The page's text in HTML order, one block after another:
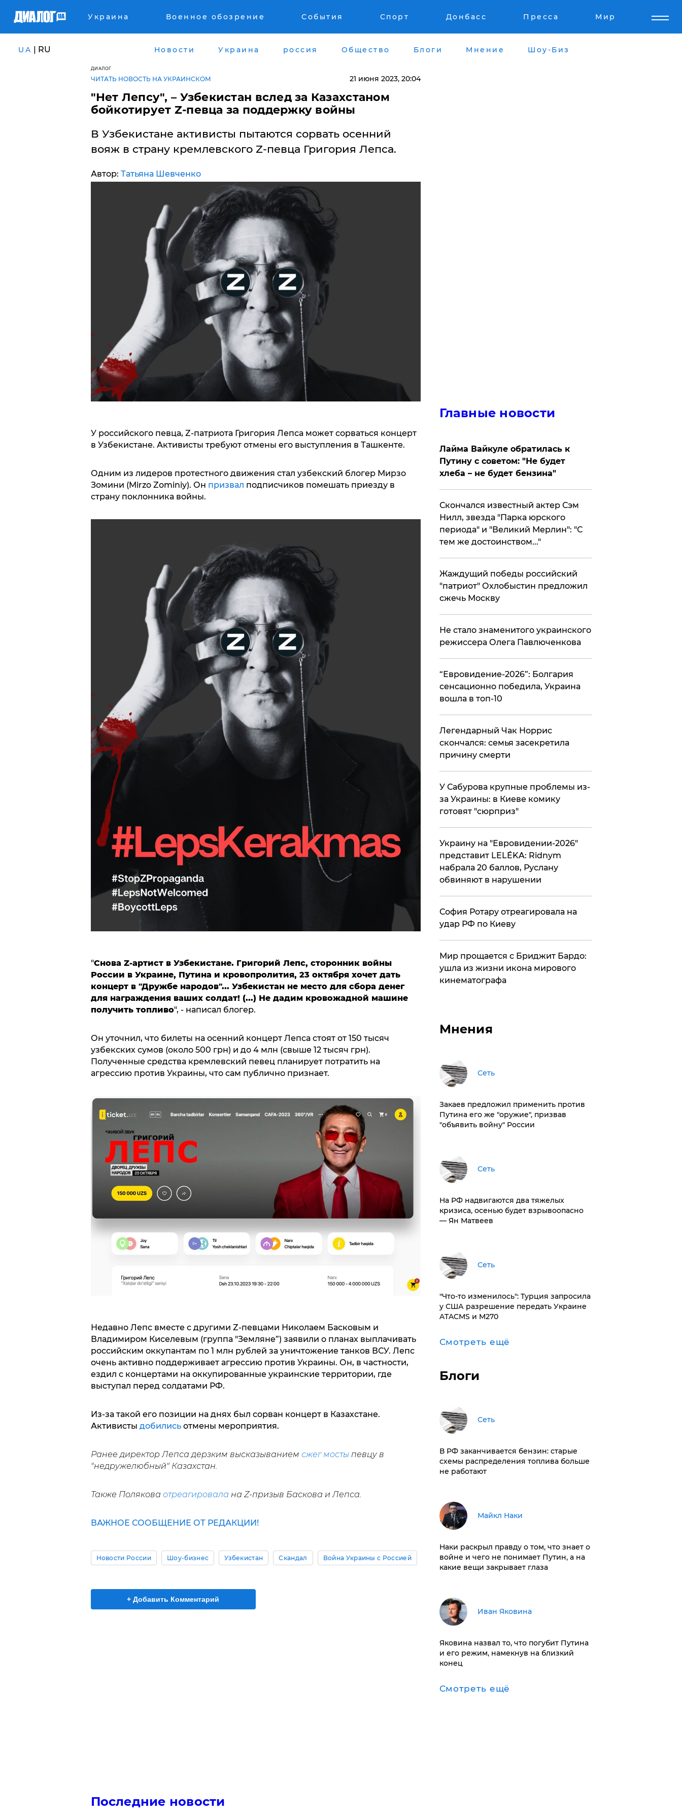
Украина Военное обозрение События Спорт Донбасс Пресса Мир
UA | RU Новости Украина россия Общество Блоги Мнение Шоу-Биз
ДИАЛОГ
ЧИТАТЬ НОВОСТЬ НА УКРАИНСКОМ 21 июня 2023, 20:04
​"Нет Лепсу", – Узбекистан вслед за Казахстаном
бойкотирует Z-певца за поддержку войны
В Узбекистане активисты пытаются сорвать осенний
вояж в страну кремлевского Z-певца Григория Лепса.
Автор: Татьяна Шевченко
У российского певца, Z-патриота Григория Лепса может сорваться концерт
в Узбекистане. Активисты требуют отмены его выступления в Ташкенте.
Одним из лидеров протестного движения стал узбекский блогер Мирзо
Зомини (Mirzo Zominiy). Он призвал подписчиков помешать приезду в
страну поклонника войны.
"Снова Z-артист в Узбекистане. Григорий Лепс, сторонник войны
России в Украине, Путина и кровопролития, 23 октября хочет дать
концерт в "Дружбе народов"... Узбекистан не место для сбора денег
для награждения ваших солдат! (...) Не дадим кровожадной машине
получить топливо", - написал блогер.
Он уточнил, что билеты на осенний концерт Лепса стоят от 150 тысяч
узбекских сумов (около 500 грн) и до 4 млн (свыше 12 тысяч грн).
Полученные средства кремлевский певец планирует потратить на
агрессию против Украины, что сам публично признает.
Недавно Лепс вместе с другими Z-певцами Николаем Басковым и
Владимиром Киселевым (группа "Земляне”) заявили о планах выплачивать
российским оккупантам по 1 млн рублей за уничтожение танков ВСУ. Лепс
очень активно поддерживает агрессию против Украины. Он, в частности,
ездил с концертами на оккупированные украинские территории, где
выступал перед солдатами РФ.
Из-за такой его позиции на днях был сорван концерт в Казахстане.
Активисты добилисьотмены мероприятия.
Ранее директор Лепса дерзким высказыванием сжег мостыпевцу в
"недружелюбный" Казахстан.
Также Полякова отреагировала на Z-призыв Баскова и Лепса.
ВАЖНОЕ СООБЩЕНИЕ ОТ РЕДАКЦИИ!
Новости России Шоу-бизнес Узбекистан Скандал Война Украины с Россией
+ Добавить Комментарий
Последние новости
Главные новости
Лайма Вайкуле обратилась к
Путину с советом: "Не будет
хлеба – не будет бензина"
Скончался известный актер Сэм
Нилл, звезда "Парка юрского
периода" и "Великий Мерлин": "С
тем же достоинством..."
Жаждущий победы российский
"патриот" Охлобыстин предложил
сжечь Москву
Не стало знаменитого украинского
режиссера Олега Павлюченкова
​“Евровидение-2026”: Болгария
сенсационно победила, Украина
вошла в топ-10
​Легендарный Чак Норрис
скончался: семья засекретила
причину смерти
У Сабурова крупные проблемы из-
за Украины: в Киеве комику
готовят "сюрприз"
Украину на "Евровидении-2026"
представит LELÉKA: Ridnym
набрала 20 баллов, Руслану
обвиняют в нарушении
София Ротару отреагировала на
удар РФ по Киеву
Мир прощается с Бриджит Бардо:
ушла из жизни икона мирового
кинематографа
Мнения
Сеть
Закаев предложил применить против
Путина его же "оружие", призвав
"объявить войну" России
Сеть
На РФ надвигаются два тяжелых
кризиса, осенью будет взрывоопасно
— Ян Матвеев
Сеть
​"Что-то изменилось": Турция запросила
у США разрешение передать Украине
ATACMS и M270
Смотреть ещё
Блоги
Сеть
​В РФ заканчивается бензин: старые
схемы распределения топлива больше
не работают
Майкл Наки
Наки раскрыл правду о том, что знает о
войне и чего не понимает Путин, а на
какие вещи закрывает глаза
Иван Яковина
Яковина назвал то, что погубит Путина
и его режим, намекнув на близкий
конец
Смотреть ещё